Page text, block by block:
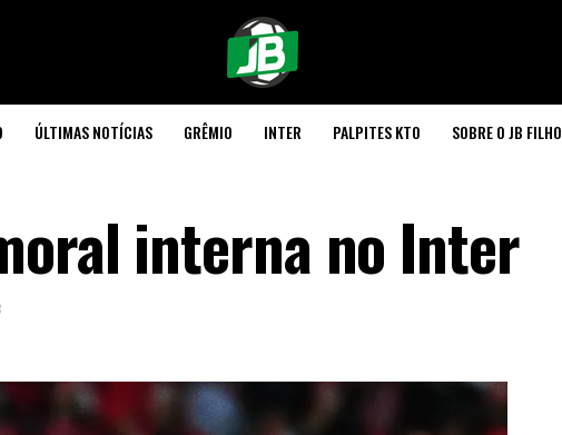
ÚLTIMAS NOTÍCIAS GRÊMIO INTER PALPITES KTO SOBRE O JB FILHO
interna no Inter